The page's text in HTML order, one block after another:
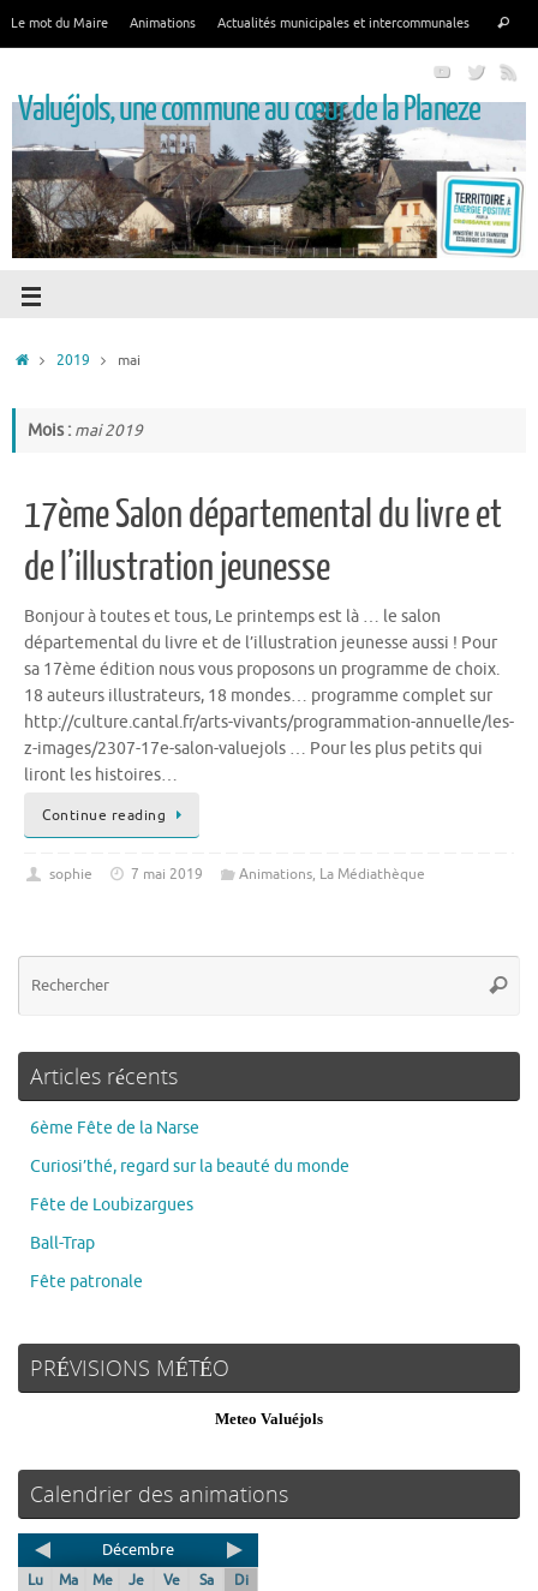
Le mot du Maire Animations Actualités municipales et intercommunales
Valuéjols, une commune au cœur de la Planeze
2019 mai
Mois : mai 2019
17ème Salon départemental du livre et
de l’illustration jeunesse
Bonjour à toutes et tous, Le printemps est là … le salon
départemental du livre et de l’illustration jeunesse aussi ! Pour
sa 17ème édition nous vous proposons un programme de choix.
18 auteurs illustrateurs, 18 mondes… programme complet sur
http://culture.cantal.fr/arts-vivants/programmation-annuelle/les-
z-images/2307-17e-salon-valuejols … Pour les plus petits qui
liront les histoires…
Continue reading
sophie 7 mai 2019 Animations, La Médiathèque
Articles récents
6ème Fête de la Narse
Curiosi’thé, regard sur la beauté du monde
Fête de Loubizargues
Ball-Trap
Fête patronale
PRÉVISIONS MÉTÉO
Meteo Valuéjols
Calendrier des animations
Décembre
Lu Ma Me Je Ve Sa
Di